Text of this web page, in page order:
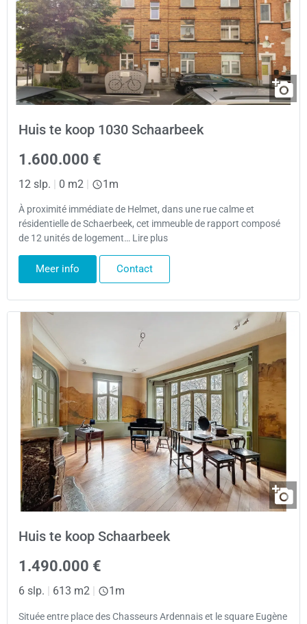
Huis te koop 1030 Schaarbeek
1.600.000 €
12 slp. | 0 m2 | 1m
À proximité immédiate de Helmet, dans une rue calme et
résidentielle de Schaerbeek, cet immeuble de rapport composé
de 12 unités de logement… Lire plus
Meer info Contact
Huis te koop Schaarbeek
1.490.000 €
6 slp. 613 m2 1m
Située entre place des Chasseurs Ardennais et le square Eugène